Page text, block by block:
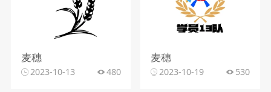
麦穗
2023-10-13 480
麦穗
2023-10-19 530